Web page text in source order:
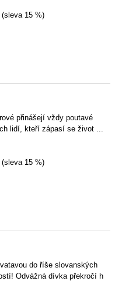
(sleva 15 %)
přinášejí vždy poutavé
lidí, kteří zápasí se život ...
(sleva 15 %)
do říše slovanských
Odvážná dívka překročí h